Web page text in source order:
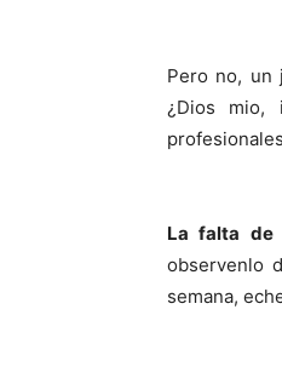
Pero no, un
¿Dios mio,
La falta de
observenlo
semana,